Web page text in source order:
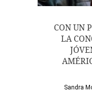
CON UN
LA
Sandra